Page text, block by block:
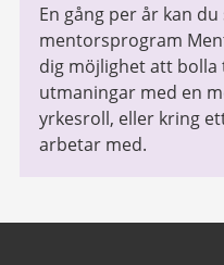
En gång per år kan
mentorsprogram
dig möjlighet att bolla
utmaningar med en
yrkesroll, eller kring
arbetar med.